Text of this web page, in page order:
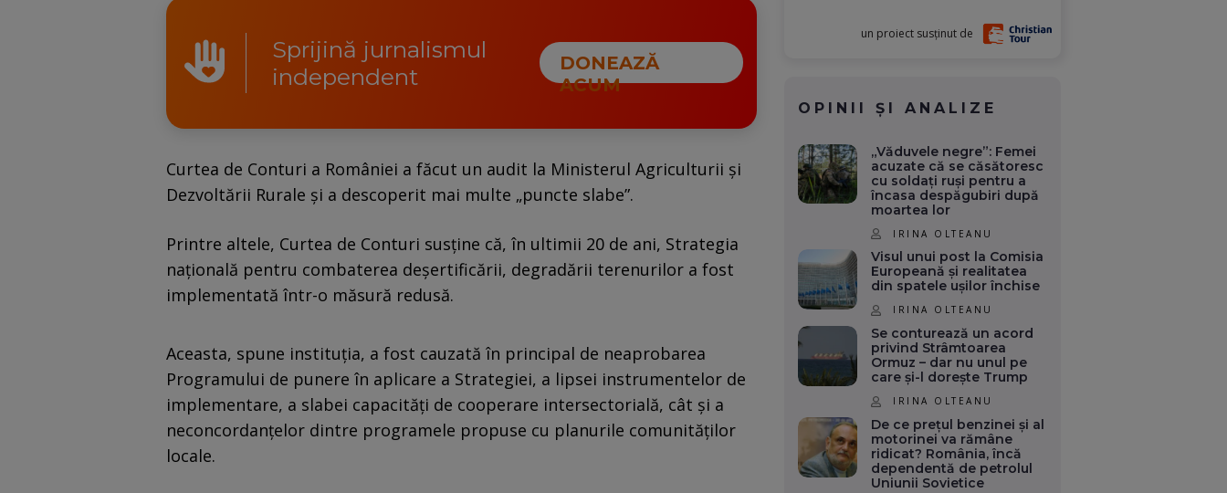
Sprijină jurnalismul
independent
DONEAZĂ
ACUM
Curtea de Conturi a României a făcut un audit la Ministerul Agriculturii și
Dezvoltării Rurale și a descoperit mai multe „puncte slabe”.
Printre altele, Curtea de Conturi susține că, în ultimii 20 de ani, Strategia
națională pentru combaterea deșertificării, degradării terenurilor a fost
implementată într-o măsură redusă.
Aceasta, spune instituția, a fost cauzată în principal de neaprobarea
Programului de punere în aplicare a Strategiei, a lipsei instrumentelor de
implementare, a slabei capacități de cooperare intersectorială, cât și a
neconcordanțelor dintre programele propuse cu planurile comunităților
locale.
un proiect susținut de
OPINII ȘI ANALIZE
„Văduvele negre”: Femei
acuzate că se căsătoresc
cu soldați ruși pentru a
încasa despăgubiri după
moartea lor
IRINA OLTEANU
Visul unui post la Comisia
Europeană și realitatea
din spatele ușilor închise
IRINA OLTEANU
Se conturează un acord
privind Strâmtoarea
Ormuz – dar nu unul pe
care și-l dorește Trump
IRINA OLTEANU
De ce prețul benzinei și al
motorinei va rămâne
ridicat? România, încă
dependentă de petrolul
Uniunii Sovietice